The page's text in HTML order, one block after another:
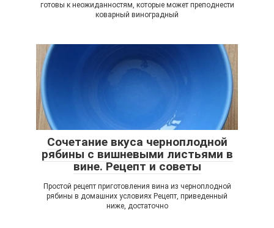
готовы к неожиданностям, которые может преподнести
коварный виноградный
Сочетание вкуса черноплодной
рябины с вишневыми листьями в
вине. Рецепт и советы
Простой рецепт приготовления вина из черноплодной
рябины в домашних условиях Рецепт, приведенный
ниже, достаточно